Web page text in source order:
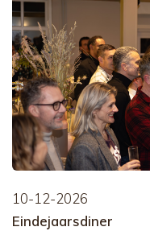
10-12-2026
Eindejaarsdiner